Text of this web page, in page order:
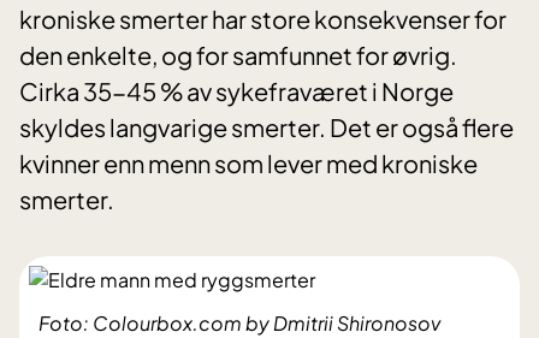
kroniske smerter har store konsekvenser for
den enkelte, og for samfunnet for øvrig.
Cirka 35-45 % av sykefraværet i Norge
skyldes langvarige smerter. Det er også flere
kvinner enn menn som lever med kroniske
smerter.
Foto: Colourbox.com by Dmitrii Shironosov